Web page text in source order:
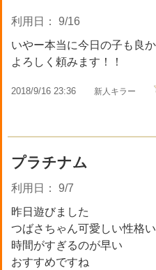
利用日： 9/16
いやー本当に今日の子も良
よろしく頼みます！！
2018/9/16 23:36 新人キラー
プラチナム
利用日： 9/7
昨日遊びました
つばさちゃん可愛しい性格
時間がすぎるのが早い
おすすめですね